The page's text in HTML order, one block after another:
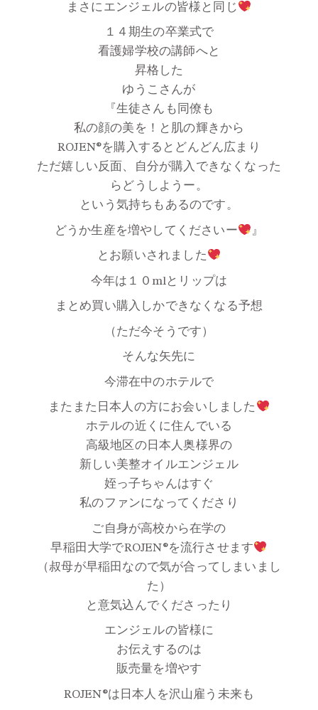
まさにエンジェルの皆様と同じ
１４期生の卒業式で
看護婦学校の講師へと
昇格した
ゆうこさんが
『生徒さんも同僚も
私の顔の美を！と肌の輝きから
ROJEN®を購入するとどんどん広まり
ただ嬉しい反面、自分が購入できなくなった
らどうしようー。
という気持ちもあるのです。
どうか生産を増やしてくださいー 』
とお願いされました
今年は１０mlとリップは
まとめ買い購入しかできなくなる予想
（ただ今そうです）
そんな矢先に
今滞在中のホテルで
またまた日本人の方にお会いしました
ホテルの近くに住んでいる
高級地区の日本人奥様界の
新しい美整オイルエンジェル
姪っ子ちゃんはすぐ
私のファンになってくださり
ご自身が高校から在学の
早稲田大学でROJEN®を流行させます
（叔母が早稲田なので気が合ってしまいまし
た）
と意気込んでくださったり
エンジェルの皆様に
お伝えするのは
販売量を増やす
ROJEN®は日本人を沢山雇う未来も